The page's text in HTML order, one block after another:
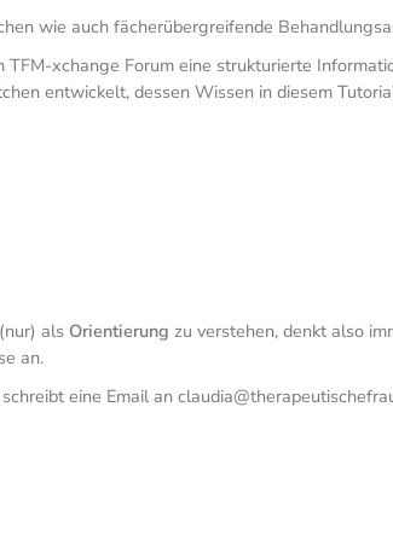
wie auch fächerübergreifende
xchange Forum eine strukturierte
entwickelt, dessen Wissen in diesem
als Orientierung zu verstehen, denkt also
an.
eine Email an